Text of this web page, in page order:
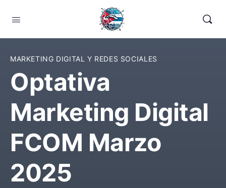
MARKETING DIGITAL Y REDES SOCIALES
Optativa
Marketing Digital
FCOM Marzo
2025